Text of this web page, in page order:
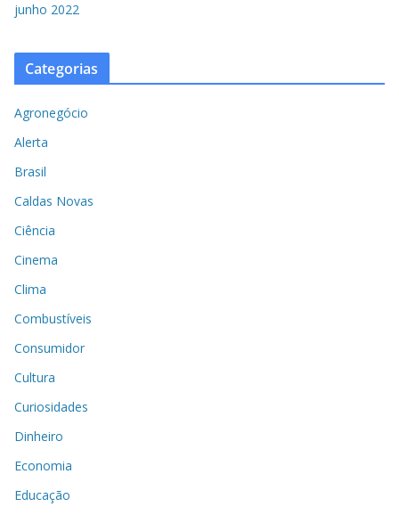
junho 2022
Categorias
Agronegócio
Alerta
Brasil
Caldas Novas
Ciência
Cinema
Clima
Combustíveis
Consumidor
Cultura
Curiosidades
Dinheiro
Economia
Educação